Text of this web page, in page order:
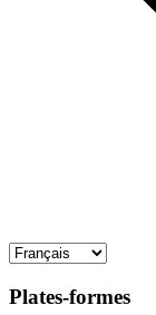
Plates-formes